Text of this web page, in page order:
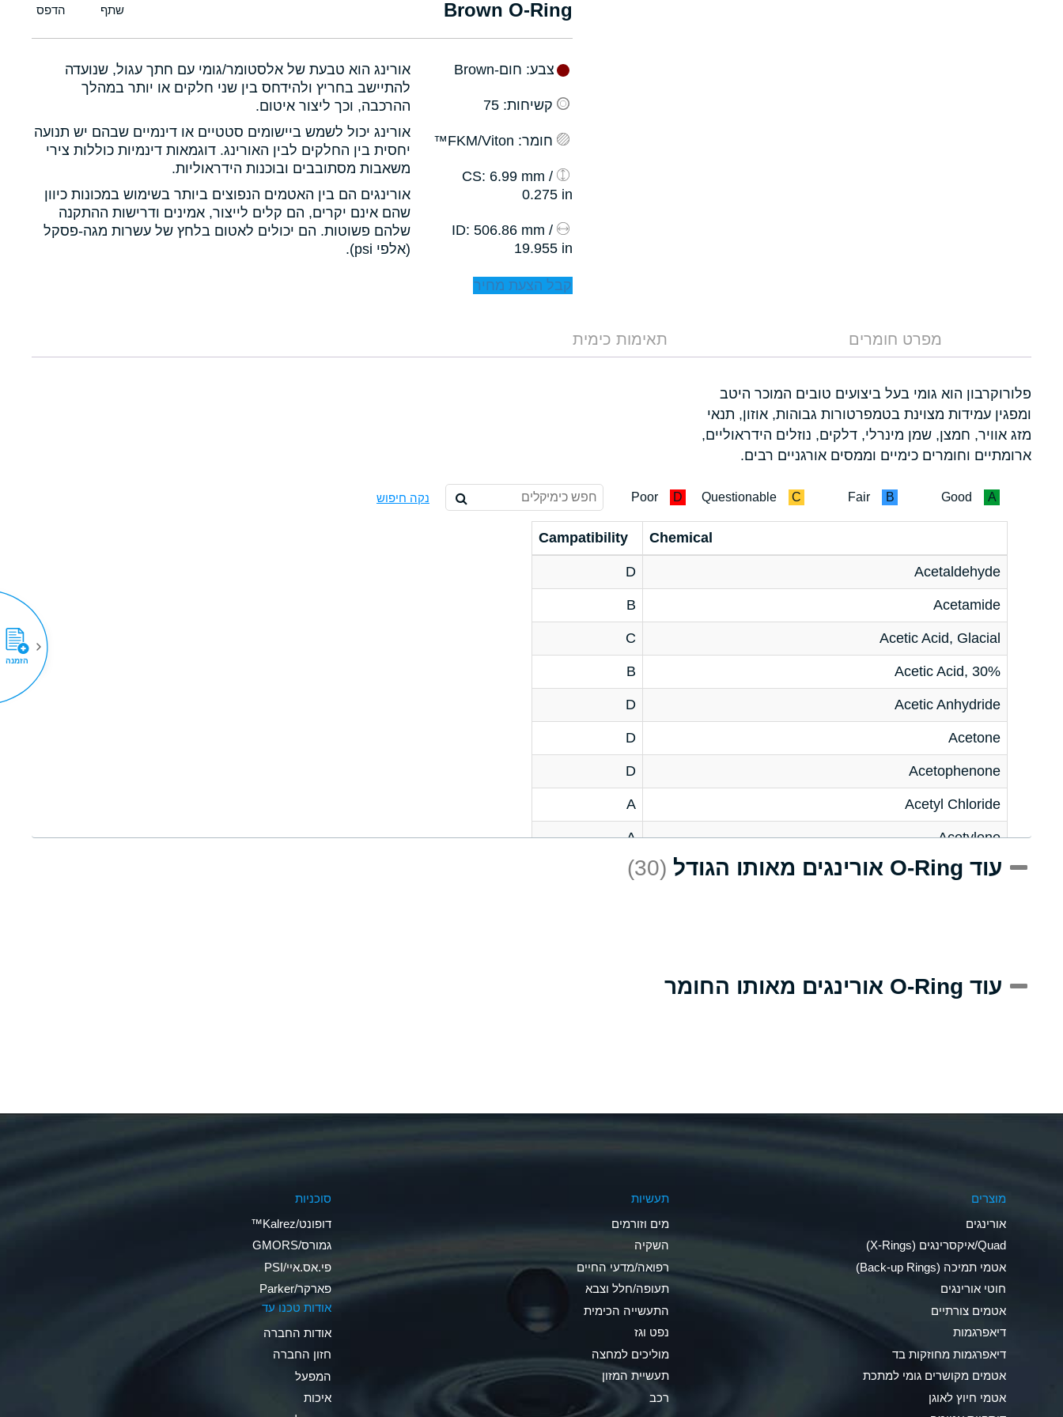
Brown O-Ring
אורינג הוא טבעת של אלסטומר/גומי עם חתך עגול, שנועדה
להתיישב בחריץ ולהידחס בין שני חלקים או יותר במהלך
ההרכבה, וכך ליצור איטום.
אורינג יכול לשמש ביישומים סטטיים או דינמיים שבהם יש תנועה
יחסית בין החלקים לבין האורינג. דוגמאות דינמיות כוללות צירי
משאבות מסתובבים ובוכנות הידראוליות.
אורינגים הם בין האטמים הנפוצים ביותר בשימוש במכונות כיוון
שהם אינם יקרים, הם קלים לייצור, אמינים ודרישות ההתקנה
שלהם פשוטות. הם יכולים לאטום בלחץ של עשרות מגה-פסקל
(אלפי psi).
צבע: חום-Brown
קשיחות: 75
חומר: FKM/Viton™
: 6.99 mm /
0.275 in
: 506.86 mm /
19.955 in
קבל הצעת מחיר
מפרט חומרים תאימות כימית
פלורוקרבון הוא גומי בעל ביצועים טובים המוכר היטב
ומפגין עמידות מצוינת בטמפרטורות גבוהות, אוזון, תנאי
מזג אוויר, חמצן, שמן מינרלי, דלקים, נוזלים הידראוליים,
ארומתיים וחומרים כימיים וממסים אורגניים רבים.
A
Good
B
Fair
C
Questionable
D
Poor נקה חיפוש
Chemical
Campatibility
Acetaldehyde
D
Acetamide
B
Acetic Acid, Glacial
C
Acetic Acid, 30%
B
Acetic Anhydride
D
Acetone
D
Acetophenone
D
Acetyl Chloride
A
Acetylene
A
Acrlylonitrile
C
Aluminum Acetate (Aqueous)
Ammonia Anhydrous
D
Ammonia Gas (hot)
D
Ammonium Carbonate (Aqueous)
Ammonium Chloride (Aqueous)
A
Ammonium Hydroxide (conc.)
B
Ammonium Nitrate (Aqueous)
עוד O-Ring אורינגים מאותו הגודל (30)
עוד O-Ring אורינגים מאותו החומר
מוצרים
אורינגים
Quad/איקסרינגים (X-Rings)
אטמי תמיכה (Back-up Rings)
חוטי אורינגים
אטמים צורתיים
דיאפרגמות
דיאפרגמות מחוזקות בד
אטמים מקושרים גומי למתכת
אטמי חיוץ לאוגן
תעשיות
מים וזורמים
השקיה
רפואה/מדעי החיים
תעופה/חלל וצבא
התעשייה הכימית
נפט וגז
מוליכים למחצה
תעשיית המזון
רכב
סוכניות
דופונט/Kalrez™
גמורס/GMORS
פי.אס.איי/PSI
פארקר/Parker
אודות טכנו עד
אודות החברה
חזון החברה
המפעל
איכות
הזמנה